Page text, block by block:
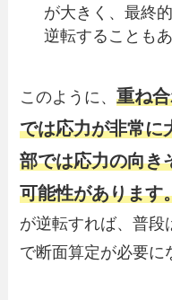
が大きく、最終
逆転することもあ
このように、重ね
では応力が非常に
部では応力の向き
可能性があります
が逆転すれば、普段
で断面算定が必要に